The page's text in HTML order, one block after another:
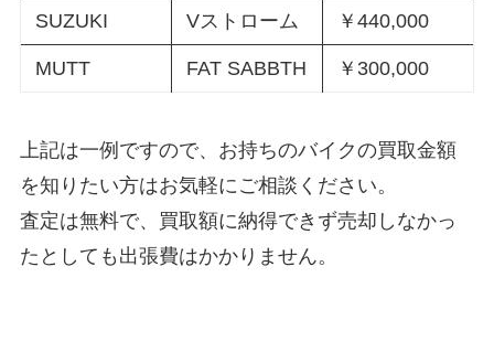
SUZUKI Vストローム ￥440,000
MUTT FAT SABBTH ￥300,000
上記は一例ですので、お持ちのバイクの買取金額
を知りたい方はお気軽にご相談ください。
査定は無料で、買取額に納得できず売却しなかっ
たとしても出張費はかかりません。